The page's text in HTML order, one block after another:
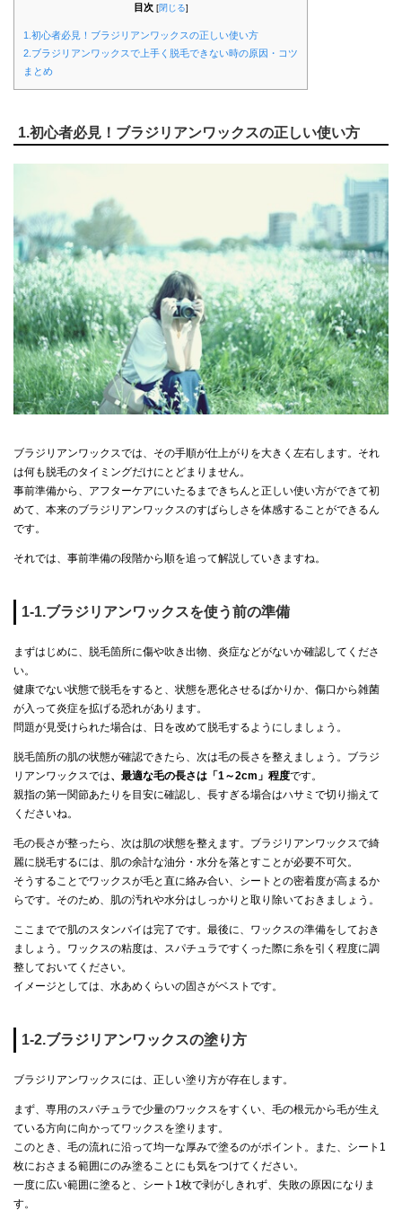
目次 [閉じる]
1.初心者必見！ブラジリアンワックスの正しい使い方
2.ブラジリアンワックスで上手く脱毛できない時の原因・コツ
まとめ
1.初心者必見！ブラジリアンワックスの正しい使い方
ブラジリアンワックスでは、その手順が仕上がりを大きく左右します。それ
は何も脱毛のタイミングだけにとどまりません。
事前準備から、アフターケアにいたるまできちんと正しい使い方ができて初
めて、本来のブラジリアンワックスのすばらしさを体感することができるん
です。
それでは、事前準備の段階から順を追って解説していきますね。
1-1.ブラジリアンワックスを使う前の準備
まずはじめに、脱毛箇所に傷や吹き出物、炎症などがないか確認してくださ
い。
健康でない状態で脱毛をすると、状態を悪化させるばかりか、傷口から雑菌
が入って炎症を拡げる恐れがあります。
問題が見受けられた場合は、日を改めて脱毛するようにしましょう。
脱毛箇所の肌の状態が確認できたら、次は毛の長さを整えましょう。ブラジ
リアンワックスでは、最適な毛の長さは「1～2cm」程度です。
親指の第一関節あたりを目安に確認し、長すぎる場合はハサミで切り揃えて
くださいね。
毛の長さが整ったら、次は肌の状態を整えます。ブラジリアンワックスで綺
麗に脱毛するには、肌の余計な油分・水分を落とすことが必要不可欠。
そうすることでワックスが毛と直に絡み合い、シートとの密着度が高まるか
らです。そのため、肌の汚れや水分はしっかりと取り除いておきましょう。
ここまでで肌のスタンバイは完了です。最後に、ワックスの準備をしておき
ましょう。ワックスの粘度は、スパチュラですくった際に糸を引く程度に調
整しておいてください。
イメージとしては、水あめくらいの固さがベストです。
1-2.ブラジリアンワックスの塗り方
ブラジリアンワックスには、正しい塗り方が存在します。
まず、専用のスパチュラで少量のワックスをすくい、毛の根元から毛が生え
ている方向に向かってワックスを塗ります。
このとき、毛の流れに沿って均一な厚みで塗るのがポイント。また、シート1
枚におさまる範囲にのみ塗ることにも気をつけてください。
一度に広い範囲に塗ると、シート1枚で剥がしきれず、失敗の原因になりま
す。